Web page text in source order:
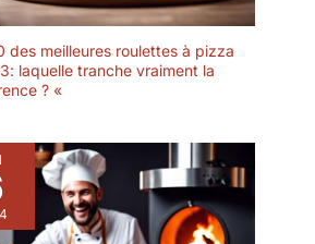
des meilleures roulettes à pizza
laquelle tranche vraiment la
? «